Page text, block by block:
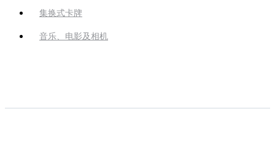
集换式卡牌
音乐、电影及相机